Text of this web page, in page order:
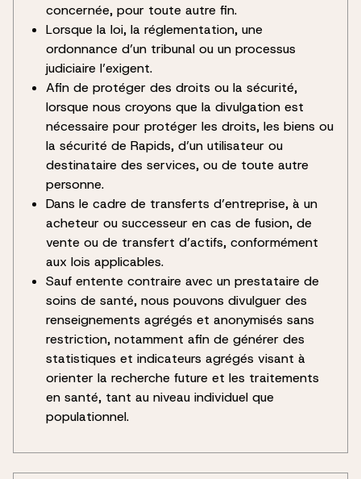
concernée, pour toute autre fin.
Lorsque la loi, la réglementation, une
ordonnance d’un tribunal ou un processus
judiciaire l’exigent.
Afin de protéger des droits ou la sécurité,
lorsque nous croyons que la divulgation est
nécessaire pour protéger les droits, les biens ou
la sécurité de Rapids, d’un utilisateur ou
destinataire des services, ou de toute autre
personne.
Dans le cadre de transferts d’entreprise, à un
acheteur ou successeur en cas de fusion, de
vente ou de transfert d’actifs, conformément
aux lois applicables.
Sauf entente contraire avec un prestataire de
soins de santé, nous pouvons divulguer des
renseignements agrégés et anonymisés sans
restriction, notamment afin de générer des
statistiques et indicateurs agrégés visant à
orienter la recherche future et les traitements
en santé, tant au niveau individuel que
populationnel.